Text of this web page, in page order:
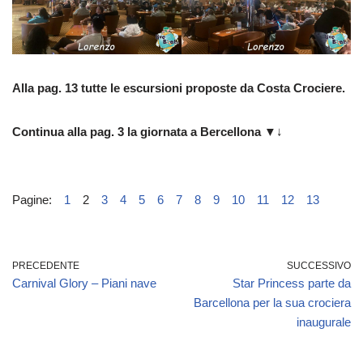
Alla pag. 13 tutte le escursioni proposte da Costa Crociere.
Continua alla pag. 3 la giornata a Bercellona ▼↓
Pagine: 1 2 3 4 5 6 7 8 9 10 11 12 13
PRECEDENTE
Carnival Glory – Piani nave
SUCCESSIVO
Star Princess parte da
Barcellona per la sua crociera
inaugurale